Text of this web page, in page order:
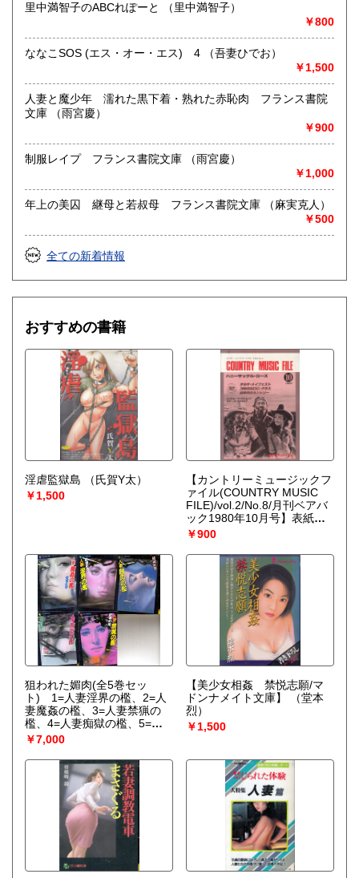
里中満智子のABCれぽーと （里中満智子）
￥800
ななこSOS (エス・オー・エス) 4 （吾妻ひでお）
￥1,500
人妻と魔少年 濡れた黒下着・熟れた赤恥肉 フランス書院
文庫 （雨宮慶）
￥900
制服レイプ フランス書院文庫 （雨宮慶）
￥1,000
年上の美囚 継母と若叔母 フランス書院文庫 （麻実克人）
￥500
全ての新着情報
おすすめの書籍
淫虐監獄島
（氏賀Y太）
￥1,500
【カントリーミュージックフ
ァイル(COUNTRY MUSIC
FILE)/vol.2/No.8/月刊ベアバ
ック1980年10月号】表紙・
カバーストーリー=ハニーサ
イフェスト/70年代のD.C.グ
ラス/カントリー・シーンは
こう変わった/他
￥900
狙われた媚肉(全5巻セッ
ト) 1=人妻淫界の檻、2=人
妻魔姦の檻、3=人妻禁猟の
檻、4=人妻痴獄の檻、5=人
妻蝕肉の檻
￥7,000
【美少女相姦 禁悦志願/マ
ドンナメイト文庫】
（堂本
烈）
￥1,500